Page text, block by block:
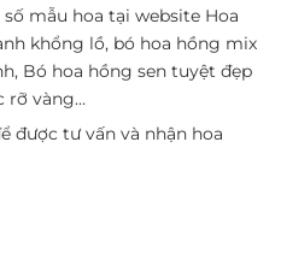
mẫu hoa tại website Hoa
khổng lồ, bó hoa hồng mix
Bó hoa hồng sen tuyệt đẹp
rỡ vàng…
được tư vấn và nhận hoa